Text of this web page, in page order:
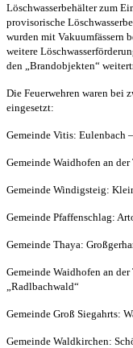
Löschwasserbehälter zum
provisorische
wurden mit Vakuumfässern
weitere
den „Brandobjekten“
Die Feuerwehren waren bei
eingesetzt:
Gemeinde Vitis: Eulenbach
Gemeinde Waidhofen an
Gemeinde Windigsteig:
Gemeinde Pfaffenschlag:
Gemeinde Thaya:
Gemeinde Waidhofen an
„Radlbachwald“
Gemeinde Groß Siegahrts:
Gemeinde Waldkirchen: